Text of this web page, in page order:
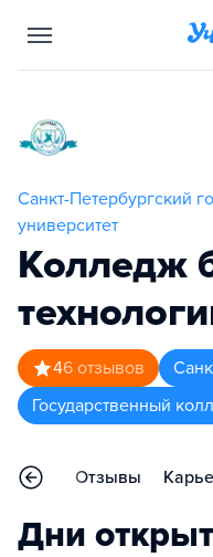
Санкт-Петербургский
университет
Колледж
46 отзывов
Государственный
Отзывы
Дни